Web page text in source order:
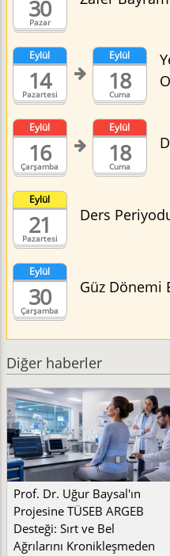
Pazar
30
Pazartesi
Eylül
14 Cuma
Eylül
18
Çarşamba
Eylül
16 Cuma
Eylül
18
Pazartesi
Eylül
21 Ders
Çarşamba
Eylül
30 Güz Dönemi
Diğer haberler
Prof. Dr. Uğur Baysal'ın
Projesine TÜSEB ARGEB
Desteği: Sırt ve Bel
Ağrılarını Kronikleşmeden